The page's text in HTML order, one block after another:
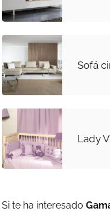
Sofá
Lady
Si te ha interesado